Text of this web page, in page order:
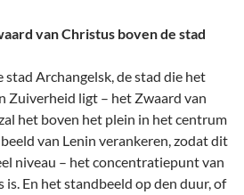
van Christus boven de stad
stad Archangelsk, de stad die het
Zuiverheid ligt – het Zwaard van
het boven het plein in het centrum
van Lenin verankeren, zodat dit
niveau – het concentratiepunt van
En het standbeeld op den duur, of